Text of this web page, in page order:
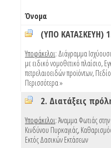
Όνομα
(ΥΠΟ ΚΑΤΑΣΚΕΥΗ)
Υποφάκελοι: Διάγραμμα
με ειδικό νομοθετικό πλαίσιο,
πετρελαιοειδών προϊόντων,
Περισσότερα »
Υποφάκελοι:Άναμμα Φωτιάς
Κινδύνου Πυρκαγιάς,
Εκτός Δασικών Εκτάσεων